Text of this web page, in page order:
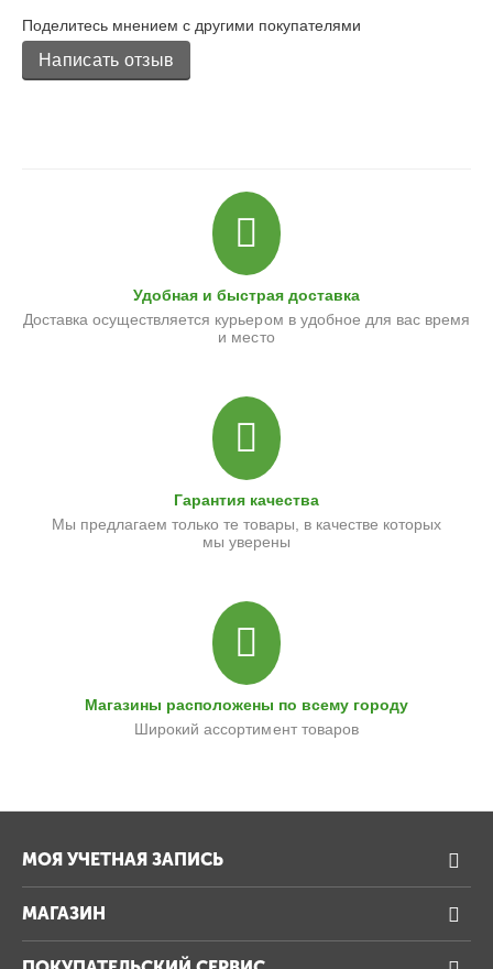
Поделитесь мнением с другими покупателями
Написать отзыв
Удобная и быстрая доставка
Доставка осуществляется курьером в удобное для вас время
и место
Гарантия качества
Мы предлагаем только те товары, в качестве которых
мы уверены
Магазины расположены по всему городу
Широкий ассортимент товаров
МОЯ УЧЕТНАЯ ЗАПИСЬ
МАГАЗИН